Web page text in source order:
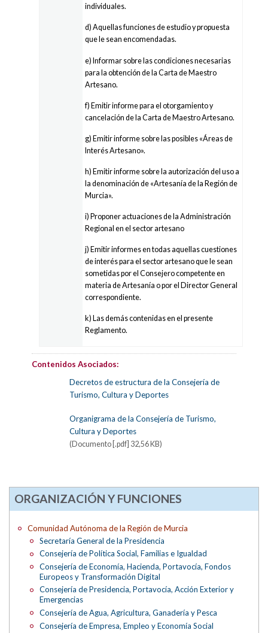
individuales.
d) Aquellas funciones de estudio y propuesta
que le sean encomendadas.
e) Informar sobre las condiciones necesarias
para la obtención de la Carta de Maestro
Artesano.
f) Emitir informe para el otorgamiento y
cancelación de la Carta de Maestro Artesano.
g) Emitir informe sobre las posibles «Áreas de
Interés Artesano».
h) Emitir informe sobre la autorización del uso a
la denominación de «Artesanía de la Región de
Murcia».
i) Proponer actuaciones de la Administración
Regional en el sector artesano
j) Emitir informes en todas aquellas cuestiones
de interés para el sector artesano que le sean
sometidas por el Consejero competente en
materia de Artesanía o por el Director General
correspondiente.
k) Las demás contenidas en el presente
Reglamento.
Contenidos Asociados:
Decretos de estructura de la Consejería de
Turismo, Cultura y Deportes
Organigrama de la Consejería de Turismo,
Cultura y Deportes
(Documento [.pdf] 32,56 KB)
ORGANIZACIÓN Y FUNCIONES
Comunidad Autónoma de la Región de Murcia
Secretaría General de la Presidencia
Consejería de Política Social, Familias e Igualdad
Consejería de Economía, Hacienda, Portavocía, Fondos
Europeos y Transformación Digital
Consejería de Presidencia, Portavocía, Acción Exterior y
Emergencias
Consejería de Agua, Agricultura, Ganadería y Pesca
Consejería de Empresa, Empleo y Economía Social